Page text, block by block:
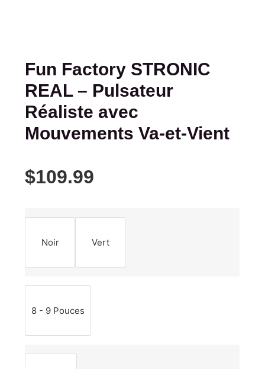
Fun Factory STRONIC
REAL – Pulsateur
Réaliste avec
Mouvements Va-et-Vient
$109.99
Noir Vert
8 - 9 Pouces